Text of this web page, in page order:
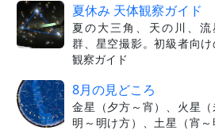
夏休み 天体観察ガイド
夏の大三角、天の川、流
群、星空撮影。初級者向け
観察ガイド
8月の見どころ
金星（夕方～宵）、火星（
明～明け方）、土星（宵～